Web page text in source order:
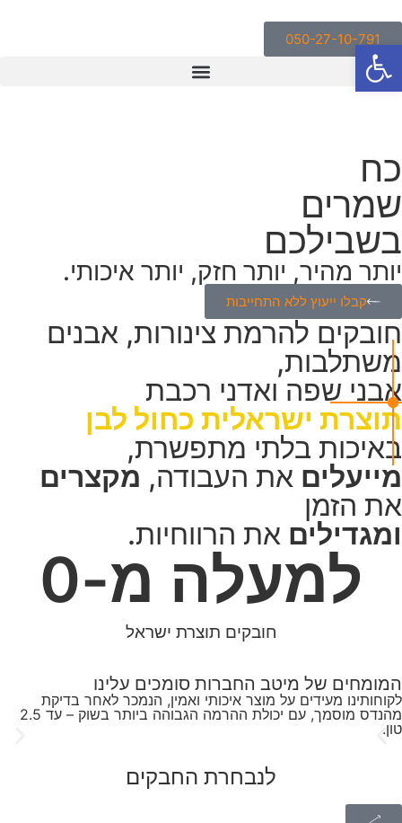
050-27-10-791
כח
שמרים
בשבילכם
יותר מהיר, יותר חזק, יותר איכותי.
קבלו ייעוץ ללא התחייבות
חובקים להרמת צינורות, אבנים
משתלבות,
אבני שפה ואדני רכבת
תוצרת ישראלית כחול לבן
באיכות בלתי מתפשרת,
מייעלים את העבודה, מקצרים
את הזמן
ומגדילים את הרווחיות.
חובקים תוצרת ישראל
למעלה מ-0
המומחים של מיטב החברות סומכים עלינו
לקוחותינו מעידים על מוצר איכותי ואמין, הנמכר לאחר בדיקת
מהנדס מוסמך, עם יכולת ההרמה הגבוהה ביותר בשוק – עד 2.5
טון.
לנבחרת החבקים
פתח סרגל נגישות